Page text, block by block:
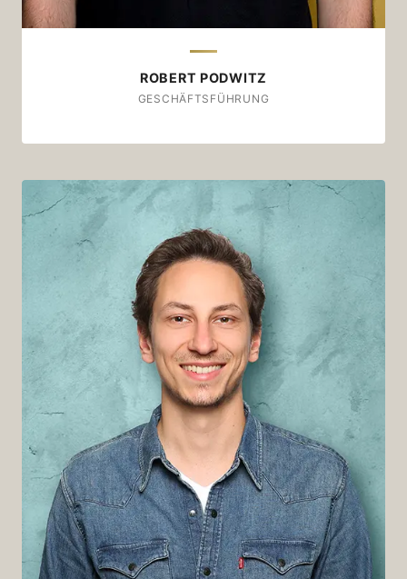
ROBERT PODWITZ
GESCHÄFTSFÜHRUNG
Philipp
My favourite shot:
Maqii Espresso Obsession „Halleluja“; 75/25; Bio-
Blend (Aachen)
Am liebsten als:
Espresso mit anschließendem Cappuccino
Zu welcher Gelegenheit?
Zum Frühstück am Wochenende oder im
Rahmen sonstiger entspannter Morgenstunden.